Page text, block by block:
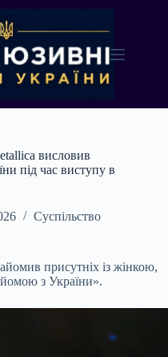
висловив
під час виступу в
Суспільство
присутніх із жінкою,
з України».